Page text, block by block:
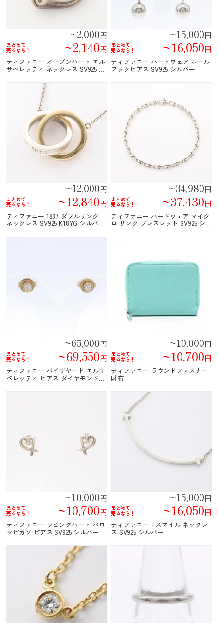
~2,000円
まとめて
売るなら！ ~2,140円
ティファニー オープンハート エル
サペレッティ ネックレス SV925 シ
~15,000円
まとめて
売るなら！ ~16,050円
ティファニー ハードウェア ボール
フックピアス SV925 シルバー
~12,000円
まとめて
売るなら！ ~12,840円
ティファニー 1837 ダブルリング
ネックレス SV925 K18YG シルバー
~34,980円
まとめて
売るなら！ ~37,430円
ティファニー ハードウェア マイク
ロ リンク ブレスレット SV925 シ
~65,000円
まとめて
売るなら！ ~69,550円
ティファニー バイザヤード エルサ
ペレッティ ピアス ダイヤモンド
~10,000円
まとめて
売るなら！ ~10,700円
ティファニー ラウンドファスナー
財布
~10,000円
まとめて
売るなら！ ~10,700円
ティファニー ラビングハート パロ
マピカソ ピアス SV925 シルバー
~15,000円
まとめて
売るなら！ ~16,050円
ティファニー Tスマイル ネックレ
ス SV925 シルバー